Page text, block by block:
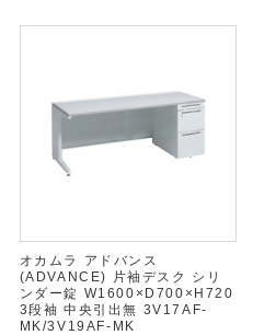
オカムラ アドバンス
(ADVANCE) 片袖デスク シリ
ンダー錠 W1600×D700×H720
3段袖 中央引出無 3V17AF-
MK/3V19AF-MK